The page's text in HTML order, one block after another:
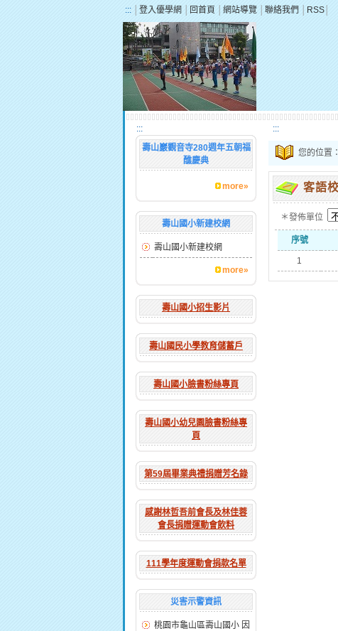
::: 登入優學網 回首頁 網站導覽 聯絡我們 RSS
:::
壽山巖觀音寺280週年五朝福
醮慶典
more»
壽山國小新建校網
壽山國小新建校網
more»
壽山國小招生影片
壽山國民小學教育儲蓄戶
壽山國小臉書粉絲專頁
壽山國小幼兒園臉書粉絲專
頁
第59屆畢業典禮捐贈芳名錄
感謝林哲吾前會長及林佳蓉
會長捐贈運動會飲料
111學年度運動會捐款名單
災害示警資訊
桃園市龜山區壽山國小 因
:::
您的位置：
客語
＊發佈單位
序號
1